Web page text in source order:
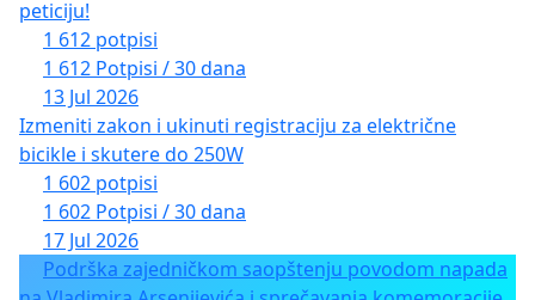
peticiju!
1 612 potpisi
1 612 Potpisi / 30 dana
13 Jul 2026
Izmeniti zakon i ukinuti registraciju za električne
bicikle i skutere do 250W
1 602 potpisi
1 602 Potpisi / 30 dana
17 Jul 2026
Podrška zajedničkom saopštenju povodom napada